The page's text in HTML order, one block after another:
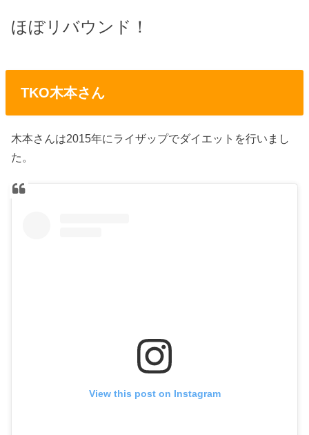
ほぼリバウンド！
TKO木本さん
木本さんは2015年にライザップでダイエットを行いまし
た。
View this post on Instagram